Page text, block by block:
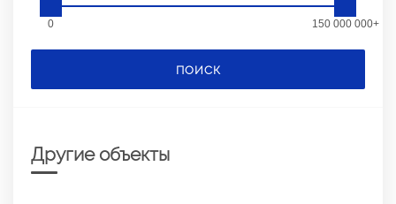
0 150 000 000+
ПОИСК
Другие объекты